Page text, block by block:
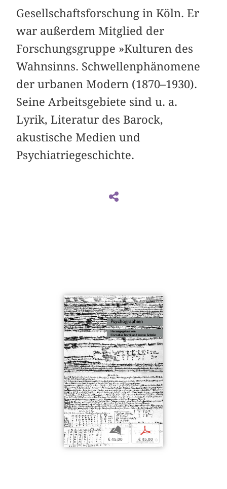
Gesellschaftsforschung in Köln. Er
war außerdem Mitglied der
Forschungsgruppe »Kulturen des
Wahnsinns. Schwellenphänomene
der urbanen Modern (1870–1930).
Seine Arbeitsgebiete sind u. a.
Lyrik, Literatur des Barock,
akustische Medien und
Psychiatriegeschichte.
b
€ 45,00
p
€ 45,00